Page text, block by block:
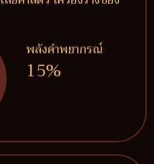
พลังคำพยากรณ์
15%